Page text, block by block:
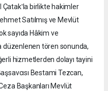
Çatakʹla birlikte hakimler
Satılmış ve Mevlüt
sayıda Hâkim ve
düzenlenen tören sonunda,
hizmetlerden dolayı tayini
Bestami Tezcan,
Başkanları Mevlüt